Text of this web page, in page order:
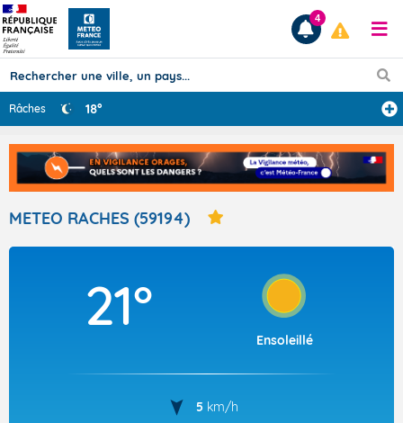
Prévisions
TOUS LES RÉSULTATS
Articles
4
Râches 18°
METEO RACHES (59194)
21°
Ensoleillé
5 km/h